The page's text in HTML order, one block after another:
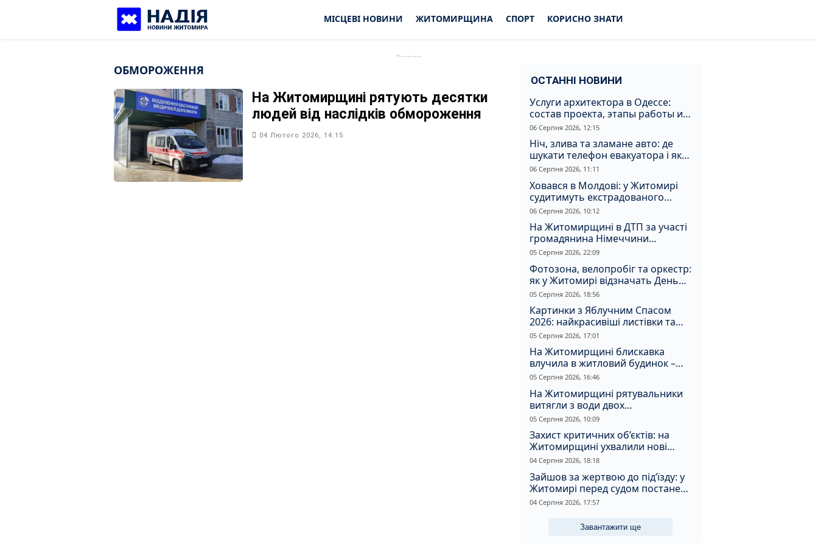
МІСЦЕВІ НОВИНИ ЖИТОМИРЩИНА СПОРТ КОРИСНО ЗНАТИ
ОБМОРОЖЕННЯ
На Житомирщині рятують десятки
людей від наслідків обмороження
04 Лютого 2026, 14:15
ОСТАННІ НОВИНИ
Услуги архитектора в Одессе:
состав проекта, этапы работы и
стоимость
06 Серпня 2026, 12:15
Ніч, злива та зламане авто: де
шукати телефон евакуатора і як
не натрапити на аферистів
06 Серпня 2026, 11:11
Ховався в Молдові: у Житомирі
судитимуть екстрадованого
іноземця за сурогатний спирт і
відмивання грошей
06 Серпня 2026, 10:12
На Житомирщині в ДТП за участі
громадянина Німеччини
постраждали двоє людей
05 Серпня 2026, 22:09
Фотозона, велопробіг та оркестр:
як у Житомирі відзначать День
Прапора та День Незалежності
05 Серпня 2026, 18:56
Картинки з Яблучним Спасом
2026: найкрасивіші листівки та
щирі привітання зі святом
05 Серпня 2026, 17:01
На Житомирщині блискавка
влучила в житловий будинок –
спалахнула пожежа
05 Серпня 2026, 16:46
На Житомирщині рятувальники
витягли з води двох
потопельників
05 Серпня 2026, 10:09
Захист критичних об’єктів: на
Житомирщині ухвалили нові
рішення з безпеки
04 Серпня 2026, 18:18
Зайшов за жертвою до під’їзду: у
Житомирі перед судом постане
нападник
04 Серпня 2026, 17:57
Завантажити ще